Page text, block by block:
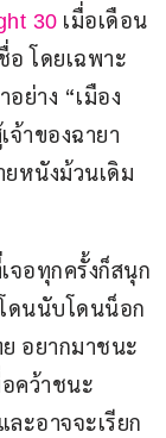
30 เมื่อเดือน
อ โดยเฉพาะ
ย่าง “เมือง
าของฉายา
หนังม้วนเดิม
จอทุกครั้งก็สนุก
ดนนับโดนน็อก
อยากมาชนะ
คว้าชนะ
ะอาจจะเรียก